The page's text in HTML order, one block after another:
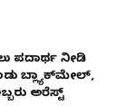
ಪದಾರ್ಥ ನೀಡಿ
ಬ್ಲ್ಯಾಕ್‌ಮೇಲ್,
ಅರೆಸ್ಟ್